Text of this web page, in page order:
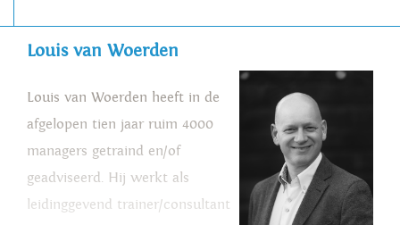
Louis van Woerden
Louis van Woerden heeft in de
afgelopen tien jaar ruim 4000
managers getraind en/of
geadviseerd. Hij werkt als
leidinggevend trainer/consultant